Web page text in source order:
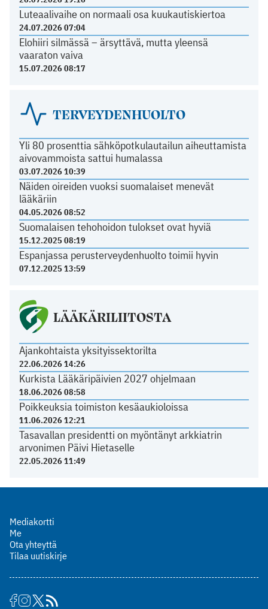
Luteaalivaihe on normaali osa kuukautiskiertoa
24.07.2026 07:04
Elohiiri silmässä – ärsyttävä, mutta yleensä
vaaraton vaiva
15.07.2026 08:17
TERVEYDENHUOLTO
Yli 80 prosenttia sähköpotkulautailun aiheuttamista
aivovammoista sattui humalassa
03.07.2026 10:39
Näiden oireiden vuoksi suomalaiset menevät
lääkäriin
04.05.2026 08:52
Suomalaisen tehohoidon tulokset ovat hyviä
15.12.2025 08:19
Espanjassa perusterveydenhuolto toimii hyvin
07.12.2025 13:59
LÄÄKÄRILIITOSTA
Ajankohtaista yksityissektorilta
22.06.2026 14:26
Kurkista Lääkäripäivien 2027 ohjelmaan
18.06.2026 08:58
Poikkeuksia toimiston kesäaukioloissa
11.06.2026 12:21
Tasavallan presidentti on myöntänyt arkkiatrin
arvonimen Päivi Hietaselle
22.05.2026 11:49
Mediakortti
Me
Ota yhteyttä
Tilaa uutiskirje